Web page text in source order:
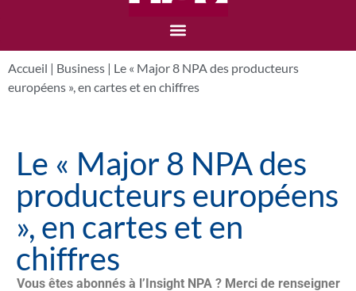
Accueil | Business | Le « Major 8 NPA des producteurs
européens », en cartes et en chiffres
Le « Major 8 NPA des
producteurs européens
», en cartes et en
chiffres
Vous êtes abonnés à l’Insight NPA ? Merci de renseigner